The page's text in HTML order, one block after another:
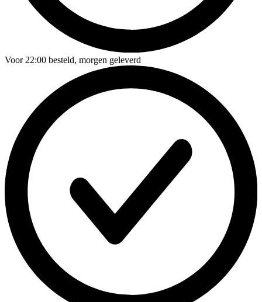
Voor22:00 besteld, morgen geleverd